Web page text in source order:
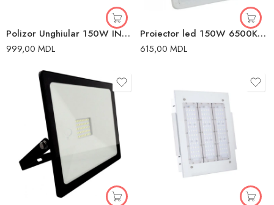
Polizor Unghiular 150W INGCO
999,00 MDL
Proiector led 150W 6500K alb IP65 IP65
615,00 MDL